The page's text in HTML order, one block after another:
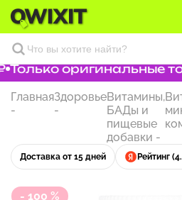
Только оригинальные
Главная
-
Здоровье
-
Витамины,
БАДы и
пищевые
добавки -
Доставка от 15 дней Рейтинг
- 100 %